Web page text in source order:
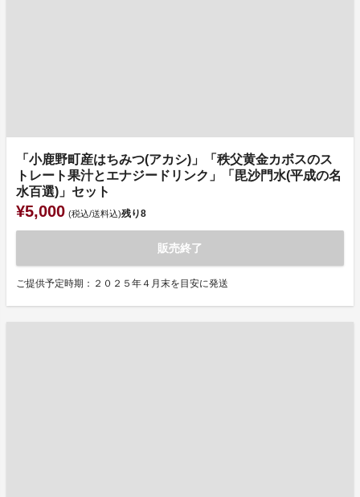
「小鹿野町産はちみつ(アカシ)」「秩父黄金カボスのス
トレート果汁とエナジードリンク」「毘沙門水(平成の名
水百選)」セット
¥5,000 (税込/送料込)残り8
販売終了
ご提供予定時期：２０２５年４月末を目安に発送